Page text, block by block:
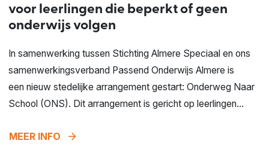
voor leerlingen die beperkt of geen
onderwijs volgen
In samenwerking tussen Stichting Almere Speciaal en ons
samenwerkingsverband Passend Onderwijs Almere is
een nieuw stedelijke arrangement gestart: Onderweg Naar
School (ONS). Dit arrangement is gericht op leerlingen...
MEER INFO arrow_forward